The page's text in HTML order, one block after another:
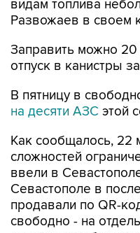
Заправить можно 20
В пятницу в
Как сообщалось, 22
ввели в
Севастополе в
продавали по QR-
свободно - на
августа
топлива на